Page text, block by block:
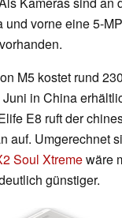
und vorne eine 5-
M5 kostet rund
in China
E8 ruft der
auf. Umgerechnet
Soul Xtremewäre
günstiger.